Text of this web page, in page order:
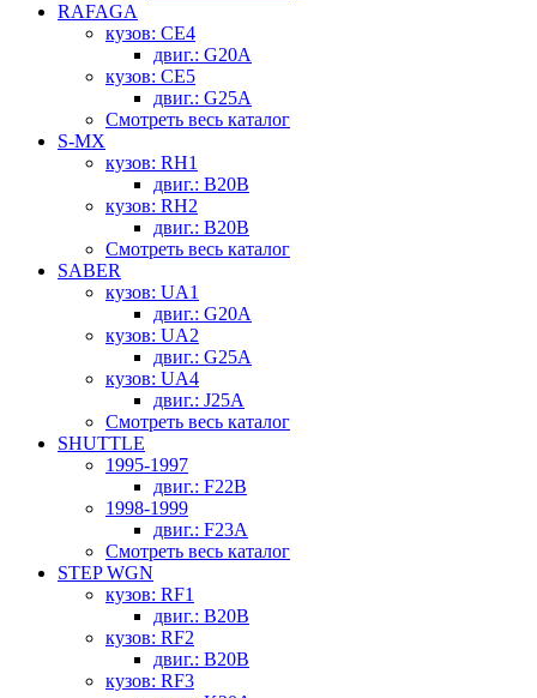
RAFAGA
кузов: CE4
двиг.: G20A
кузов: CE5
двиг.: G25A
Смотреть весь каталог
S-MX
кузов: RH1
двиг.: B20B
кузов: RH2
двиг.: B20B
Смотреть весь каталог
SABER
кузов: UA1
двиг.: G20A
кузов: UA2
двиг.: G25A
кузов: UA4
двиг.: J25A
Смотреть весь каталог
SHUTTLE
1995-1997
двиг.: F22B
1998-1999
двиг.: F23A
Смотреть весь каталог
STEP WGN
кузов: RF1
двиг.: B20B
кузов: RF2
двиг.: B20B
кузов: RF3